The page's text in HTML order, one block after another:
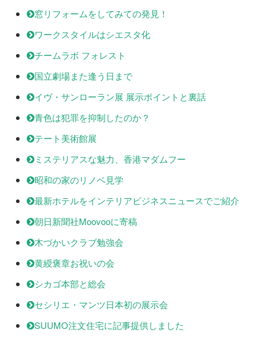
窓リフォームをしてみての発見！
ワークスタイルはシエスタ化
チームラボ フォレスト
国立劇場また逢う日まで
イヴ・サンローラン展 展示ポイントと裏話
青色は犯罪を抑制したのか？
テート美術館展
ミステリアスな魅力、香港マダムフー
昭和の家のリノベ見学
最新ホテルをインテリアビジネスニュースでご紹介
朝日新聞社Moovooに寄稿
木づかいクラブ勉強会
黄綬褒章お祝いの会
シカゴ本部と総会
セシリエ・マンツ日本初の展示会
SUUMO注文住宅に記事提供しました